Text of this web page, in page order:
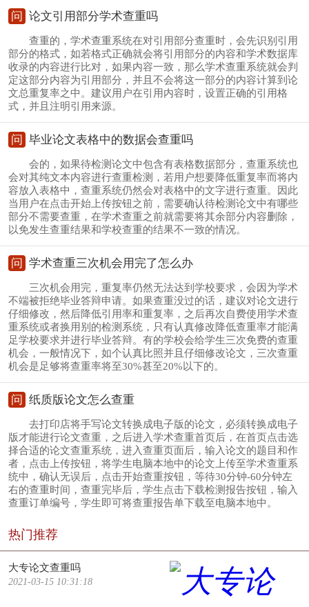
问 论文引用部分学术查重吗
查重的，学术查重系统在对引用部分查重时，会先识别引用
部分的格式，如若格式正确就会将引用部分的内容和学术数据库
收录的内容进行比对，如果内容一致，那么学术查重系统就会判
定这部分内容为引用部分，并且不会将这一部分的内容计算到论
文总重复率之中。建议用户在引用内容时，设置正确的引用格
式，并且注明引用来源。
问 毕业论文表格中的数据会查重吗
会的，如果待检测论文中包含有表格数据部分，查重系统也
会对其纯文本内容进行查重检测，若用户想要降低重复率而将内
容放入表格中，查重系统仍然会对表格中的文字进行查重。因此
当用户在点击开始上传按钮之前，需要确认待检测论文中有哪些
部分不需要查重，在学术查重之前就需要将其余部分内容删除，
以免发生查重结果和学校查重的结果不一致的情况。
问 学术查重三次机会用完了怎么办
三次机会用完，重复率仍然无法达到学校要求，会因为学术
不端被拒绝毕业答辩申请。如果查重没过的话，建议对论文进行
仔细修改，然后降低引用率和重复率，之后再次自费使用学术查
重系统或者换用别的检测系统，只有认真修改降低查重率才能满
足学校要求并进行毕业答辩。有的学校会给学生三次免费的查重
机会，一般情况下，如个认真比照并且仔细修改论文，三次查重
机会是足够将查重率将至30%甚至20%以下的。
问 纸质版论文怎么查重
去打印店将手写论文转换成电子版的论文，必须转换成电子
版才能进行论文查重，之后进入学术查重首页后，在首页点击选
择合适的论文查重系统，进入查重页面后，输入论文的题目和作
者，点击上传按钮，将学生电脑本地中的论文上传至学术查重系
统中，确认无误后，点击开始查重按钮，等待30分钟-60分钟左
右的查重时间，查重完毕后，学生点击下载检测报告按钮，输入
查重订单编号，学生即可将查重报告单下载至电脑本地中。
热门推荐
大专论文查重吗
2021-03-15 10:31:18